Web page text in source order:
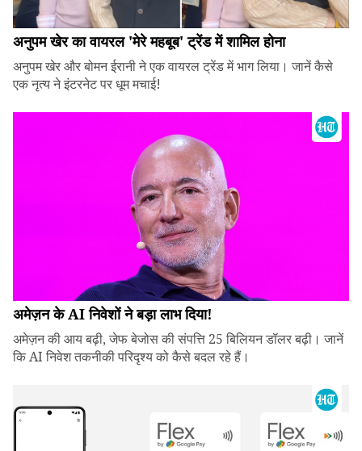
अनुपम खेर का वायरल 'मेरे महबूब' ट्रेंड में शामिल होना
अनुपम खेर और बोमन ईरानी ने एक वायरल ट्रेंड में भाग लिया। जानें कैसे
एक नृत्य ने इंटरनेट पर धूम मचाई!
अमेज़न के AI निवेशों ने बड़ा लाभ दिया!
अमेज़न की आय बढ़ी, जेफ बेजोस की संपत्ति 25 बिलियन डॉलर बढ़ी। जानें
कि AI निवेश तकनीकी परिदृश्य को कैसे बदल रहे हैं।